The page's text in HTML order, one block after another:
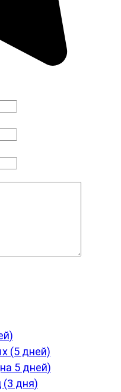
(5 дней)
5 дней)
(3 дня)